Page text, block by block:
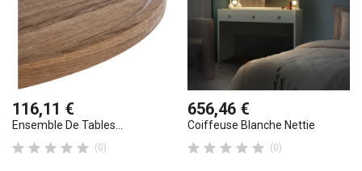
116,11 €
Ensemble De Tables...
     (0)
656,46 €
Coiffeuse Blanche Nettie
     (0)